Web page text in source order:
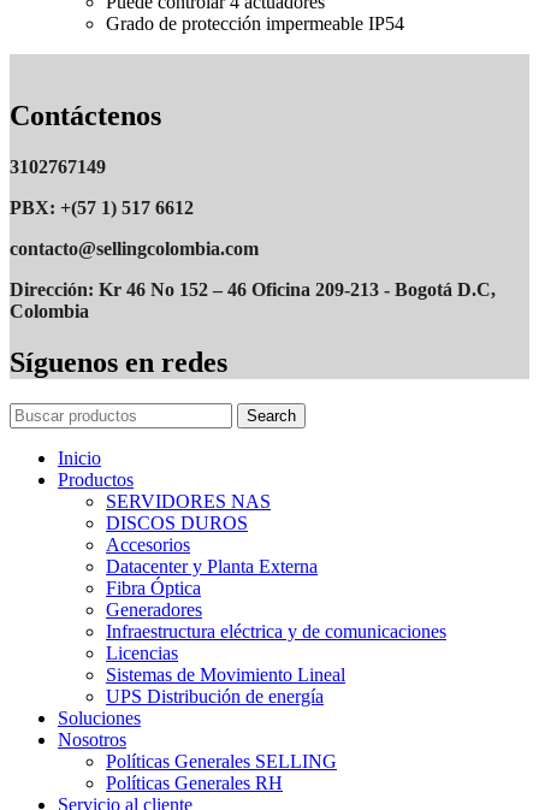
Grado de protección impermeable IP54
Contáctenos
3102767149
PBX: +(57 1) 517 6612
contacto@sellingcolombia.com
Dirección: Kr 46 No 152 – 46 Oficina 209-213 - Bogotá D.C,
Colombia
Síguenos en redes
Search
Inicio
Productos
SERVIDORES NAS
DISCOS DUROS
Accesorios
Datacenter y Planta Externa
Fibra Óptica
Generadores
Infraestructura eléctrica y de comunicaciones
Licencias
Sistemas de Movimiento Lineal
UPS Distribución de energía
Soluciones
Nosotros
Políticas Generales SELLING
Políticas Generales RH
Servicio al cliente